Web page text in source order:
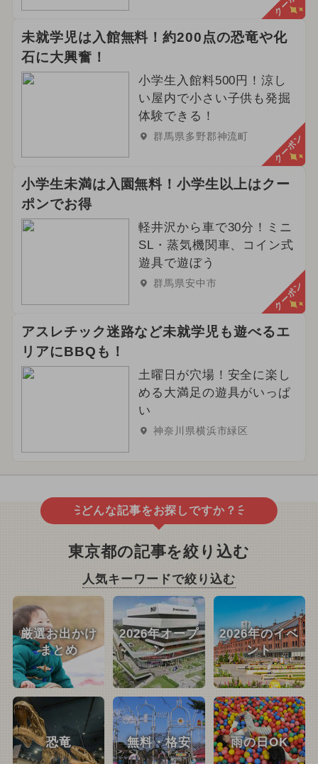
未就学児は入館無料！約200点の恐竜や化
石に大興奮！
小学生入館料500円！涼し
い屋内で小さい子供も発掘
体験できる！
群馬県多野郡神流町 クーポン
小学生未満は入園無料！小学生以上はクー
ポンでお得
軽井沢から車で30分！ミニ
SL・蒸気機関車、コイン式
遊具で遊ぼう
群馬県安中市 クーポン
アスレチック迷路など未就学児も遊べるエ
リアにBBQも！
土曜日が穴場！安全に楽し
める大満足の遊具がいっぱ
い
神奈川県横浜市緑区
どんな記事をお探しですか？
東京都の記事を絞り込む
人気キーワードで絞り込む
厳選お出かけ
まとめ
2026年オープ
ン
2026年のイベ
ント
恐竜 無料・格安 雨の日OK